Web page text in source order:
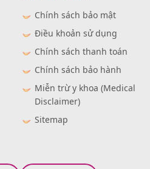
Chính sách bảo mật
Điều khoản sử dụng
Chính sách thanh toán
Chính sách bảo hành
Miễn trừ y khoa (Medical
Disclaimer)
Sitemap